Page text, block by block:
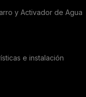
y Activador de Agua
e instalación